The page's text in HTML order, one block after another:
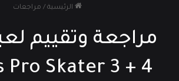
الرئيسية / مراجعات
Pro Skater 3 + 4